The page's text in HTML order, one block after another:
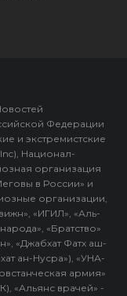
Федерации
и экстремистские
Национал-
организация
в России» и
организации,
«ИГИЛ», «Аль-
«Братство»
«Джабхат Фатх аш-
ан-Нусра»), «УНА-
армия»
«Альянс врачей» -